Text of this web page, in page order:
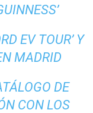
EV TOUR’ Y
MADRID
DE
CON LOS